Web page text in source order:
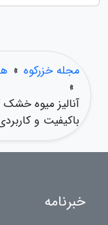
مجله خزرکوه »
»
آنالیز میوه
باکیفیت و
خبرنامه